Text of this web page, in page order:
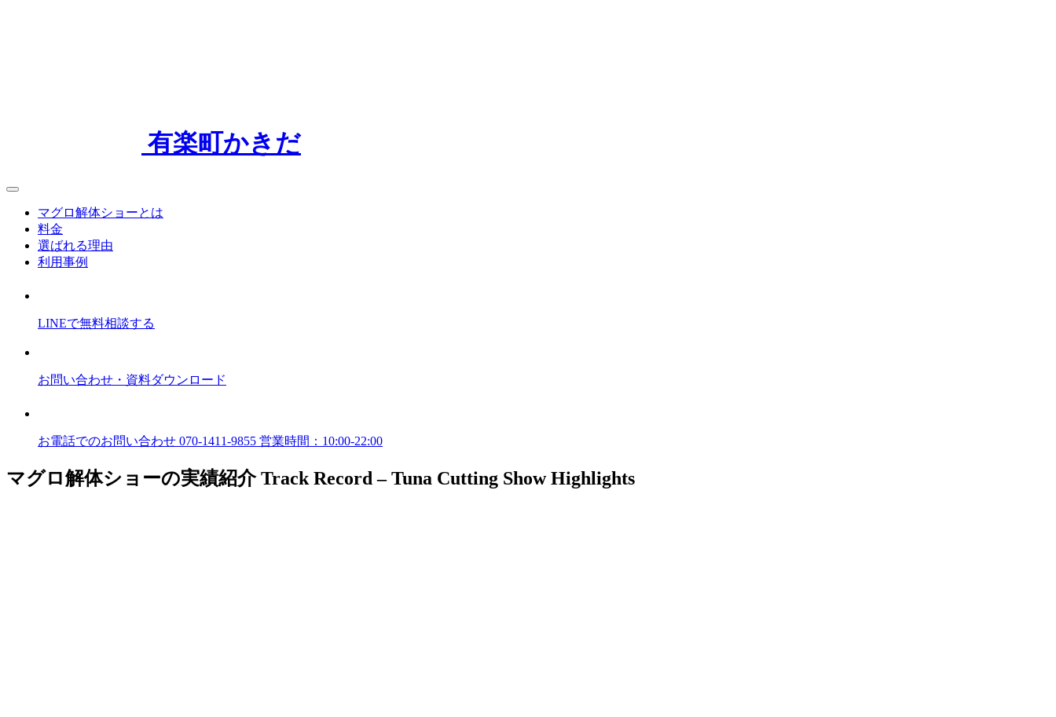
有楽町かきだ
マグロ解体ショーとは
料金
選ばれる理由
利用事例
LINEで無料相談する
お問い合わせ ・資料ダウンロード
お電話でのお問い合わせ 070-1411-9855 営業時間：10:00-22:00
マグロ解体ショーの実績紹介 Track Record – Tuna Cutting Show Highlights